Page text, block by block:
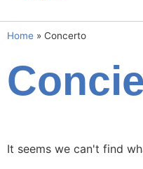
Home » Concerto
It seems we can't find